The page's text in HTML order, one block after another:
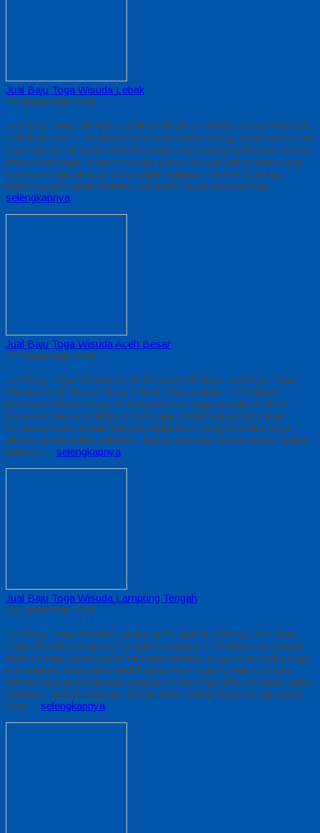
Jual Baju Toga Wisuda Lebak
28 Desember 2020
Jual Baju Toga Wisuda Lebak by Alfairuz Jual Baju Toga Wisuda
Lebak Banten – Produsen pemasok busana toga. terima pesanan
toga wisuda, di dunia konveksi toga mempunyai beberapa model
bahan kain toga. Umumnya ada sekian banyak bahan/kain yang
konveksi toga alfairuz pakai salah satunya : bahan bestway,
bahan saten, bahan beludru, jet-black. Saat sebelum kita…
selengkapnya
Jual Baju Toga Wisuda Aceh Besar
27 Desember 2020
Jual Baju Toga Wisuda Aceh Besar by Alfairuz Jual Baju Toga
Wisuda Aceh Besar Nangro Aceh Darussalam – Produsen
pemasok busana toga. terima pesanan toga wisuda, di dunia
konveksi toga mempunyai beberapa model bahan kain toga.
Umumnya ada sekian banyak bahan/kain yang konveksi toga
alfairuz pakai salah satunya : bahan bestway, bahan saten, bahan
beludru,… selengkapnya
Jual Baju Toga Wisuda Lampung Tengah
28 Desember 2020
Jual Baju Toga Wisuda Lampung Tengah by Alfairuz Jual Baju
Toga Wisuda Lampung Tengah Lampung – Produsen pemasok
busana toga. terima pesanan toga wisuda, di dunia konveksi toga
mempunyai beberapa model bahan kain toga. Umumnya ada
sekian banyak bahan/kain yang konveksi toga alfairuz pakai salah
satunya : bahan bestway, bahan saten, bahan beludru, jet-black.
Saat… selengkapnya